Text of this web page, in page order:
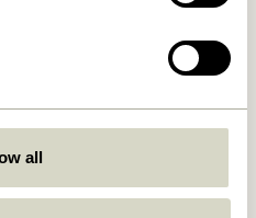
all
Como Stehlampe Beige
2.099,00
In den warenkorb